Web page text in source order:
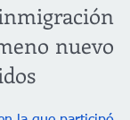
nuevo